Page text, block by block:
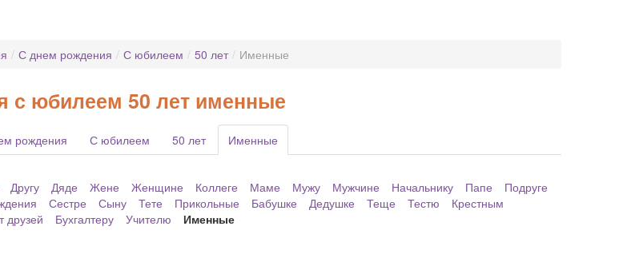
/ С днем рождения / С юбилеем / 50 лет / Именные
с юбилеем 50 лет именные
рождения С юбилеем 50 лет Именные
Другу Дяде Жене Женщине Коллеге Маме Мужу Мужчине Начальнику Папе
Подруге
Сестре Сыну Тете Прикольные Бабушке Дедушке Теще Тестю
Крестным
друзей Бухгалтеру Учителю Именные